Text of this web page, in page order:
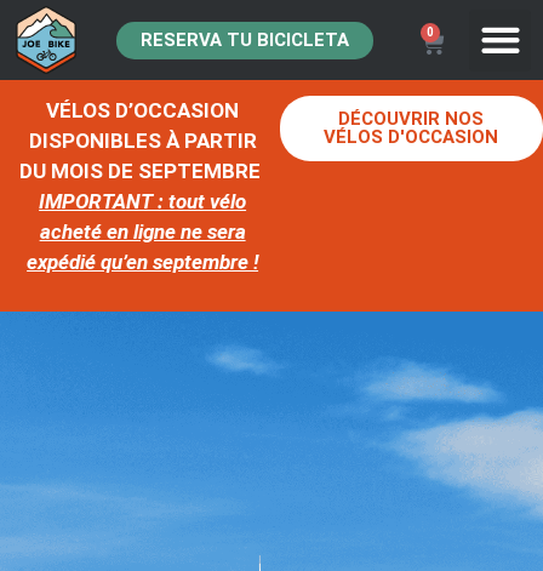
0
RESERVA TU BICICLETA
VÉLOS D’OCCASION
DISPONIBLES À PARTIR
DU MOIS DE SEPTEMBRE
IMPORTANT : tout vélo
acheté en ligne ne sera
expédié qu’en septembre !
DÉCOUVRIR NOS
VÉLOS D'OCCASION